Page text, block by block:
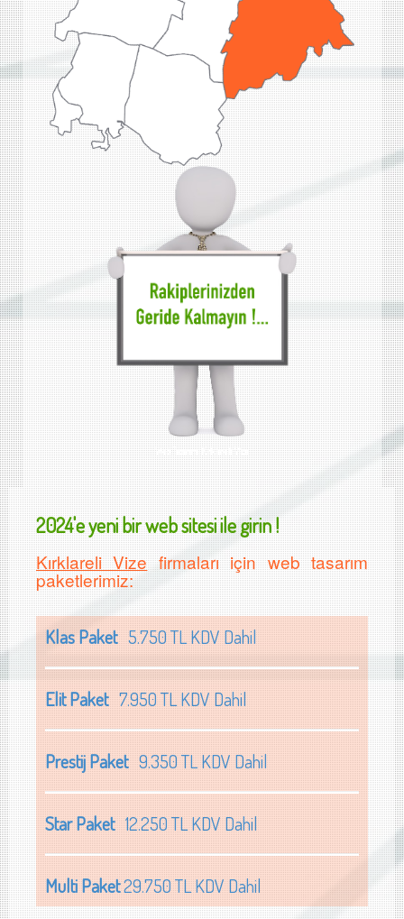
Web Tasarımı Kırklareli Vize
2024'e yeni bir web sitesi ile girin !
Kırklareli Vizefirmaları için web tasarım
paketlerimiz:
Klas Paket5.750 TL KDV Dahil
Elit Paket7.950 TL KDV Dahil
Prestij Paket9.350 TL KDV Dahil
Star Paket12.250 TL KDV Dahil
Multi Paket29.750 TL KDV Dahil